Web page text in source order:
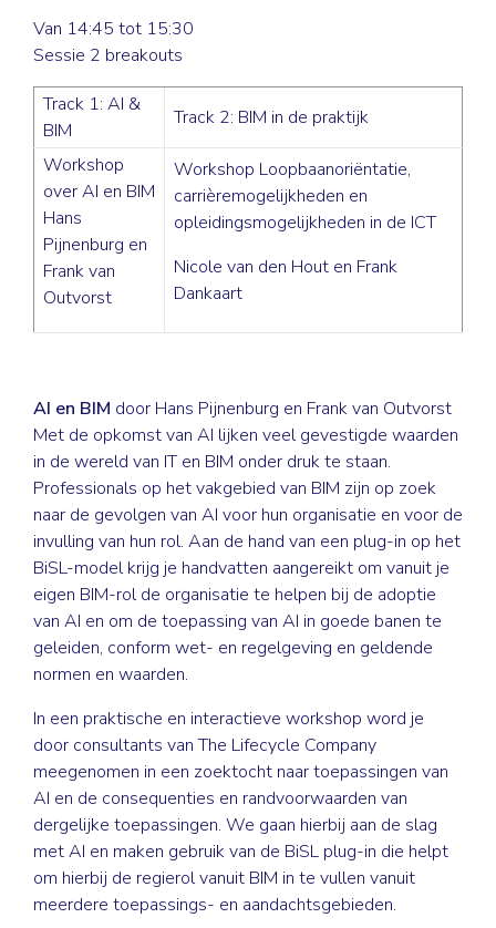
Van 14:45 tot 15:30
Sessie 2 breakouts
Track 1: AI &
BIM
Track 2: BIM in de praktijk
Workshop
over AI en BIM
Hans
Pijnenburg en
Frank van
Outvorst
Workshop Loopbaanoriëntatie,
carrièremogelijkheden en
opleidingsmogelijkheden in de ICT
Nicole van den Hout en Frank
Dankaart
AI en BIM door Hans Pijnenburg en Frank van Outvorst
Met de opkomst van AI lijken veel gevestigde waarden
in de wereld van IT en BIM onder druk te staan.
Professionals op het vakgebied van BIM zijn op zoek
naar de gevolgen van AI voor hun organisatie en voor de
invulling van hun rol. Aan de hand van een plug-in op het
BiSL-model krijg je handvatten aangereikt om vanuit je
eigen BIM-rol de organisatie te helpen bij de adoptie
van AI en om de toepassing van AI in goede banen te
geleiden, conform wet- en regelgeving en geldende
normen en waarden.
In een praktische en interactieve workshop word je
door consultants van The Lifecycle Company
meegenomen in een zoektocht naar toepassingen van
AI en de consequenties en randvoorwaarden van
dergelijke toepassingen. We gaan hierbij aan de slag
met AI en maken gebruik van de BiSL plug-in die helpt
om hierbij de regierol vanuit BIM in te vullen vanuit
meerdere toepassings- en aandachtsgebieden.